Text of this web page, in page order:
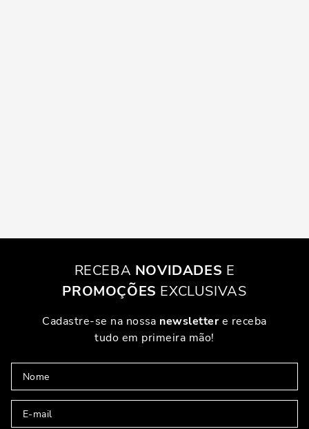
RECEBA NOVIDADES E
PROMOÇÕES EXCLUSIVAS
Cadastre-se na nossa newslettere receba
tudo em primeira mão!